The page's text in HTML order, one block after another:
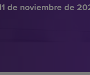
de noviembre de